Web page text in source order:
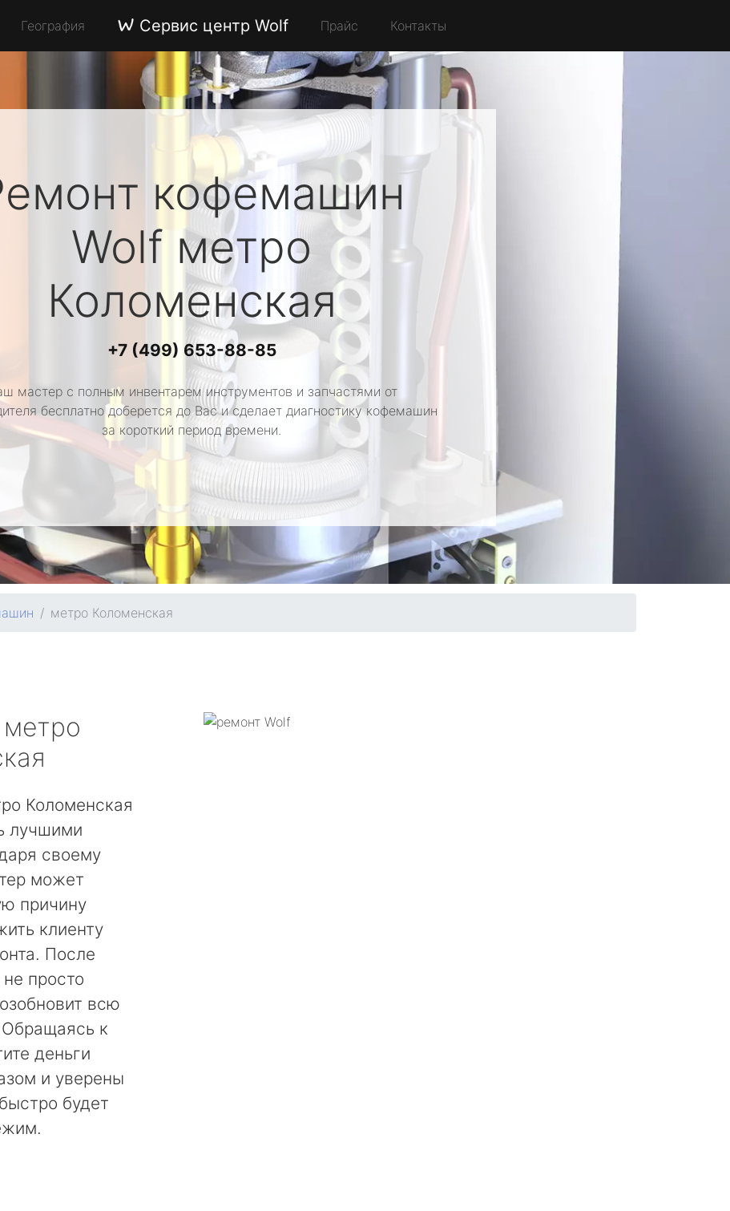
География Сервис центр Wolf Прайс Контакты
кофемашин
Wolf метро
Коломенская
+7 (499) 653-88-85
мастер с полным инвентарем инструментов и запчастями от
бесплатно доберется до Вас и сделает диагностику кофемашин
за короткий период времени.
метро Коломенская
метро
Коломенская
лучшими
своему
может
причину
клиенту
После
просто
всю
к
деньги
и уверены
будет